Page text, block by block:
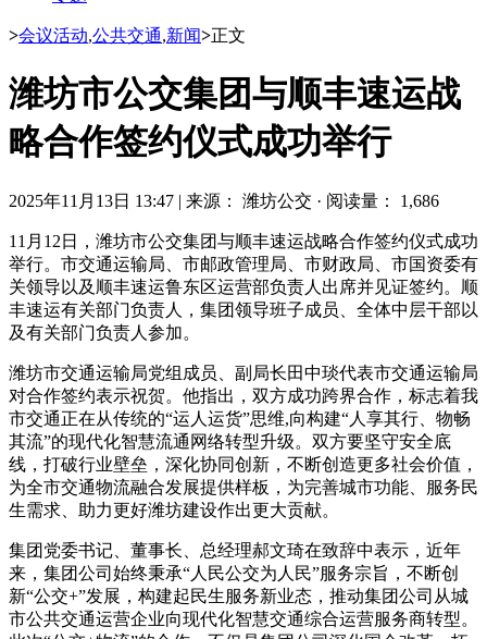
>会议活动,公共交通,新闻>正文
潍坊市公交集团与顺丰速运战
略合作签约仪式成功举行
2025年11月13日 13:47 | 来源： 潍坊公交 · 阅读量： 1,686
11月12日，潍坊市公交集团与顺丰速运战略合作签约仪式成功
举行。市交通运输局、市邮政管理局、市财政局、市国资委有
关领导以及顺丰速运鲁东区运营部负责人出席并见证签约。顺
丰速运有关部门负责人，集团领导班子成员、全体中层干部以
及有关部门负责人参加。
潍坊市交通运输局党组成员、副局长田中琰代表市交通运输局
对合作签约表示祝贺。他指出，双方成功跨界合作，标志着我
市交通正在从传统的“运人运货”思维,向构建“人享其行、物畅
其流”的现代化智慧流通网络转型升级。双方要坚守安全底
线，打破行业壁垒，深化协同创新，不断创造更多社会价值，
为全市交通物流融合发展提供样板，为完善城市功能、服务民
生需求、助力更好潍坊建设作出更大贡献。
集团党委书记、董事长、总经理郝文琦在致辞中表示，近年
来，集团公司始终秉承“人民公交为人民”服务宗旨，不断创
新“公交+”发展，构建起民生服务新业态，推动集团公司从城
市公共交通运营企业向现代化智慧交通综合运营服务商转型。